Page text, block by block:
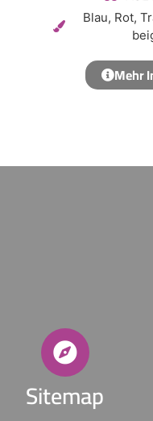
Blau, Rot,
Mehr
Sitemap